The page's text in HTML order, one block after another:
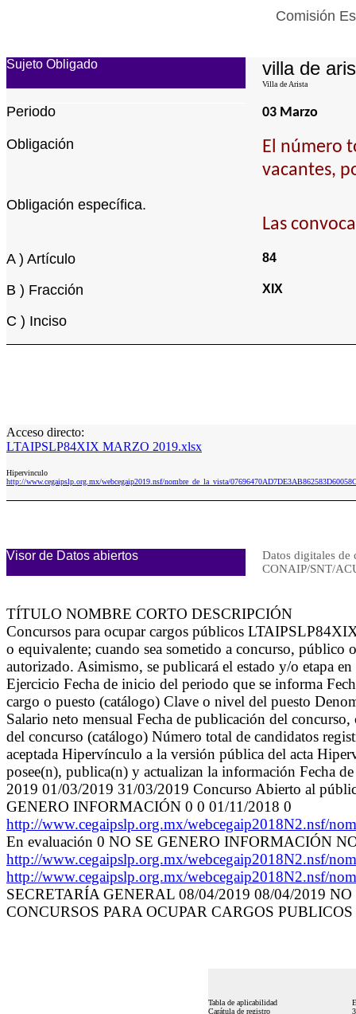
Comisión
Sujeto Obligado villa de
Villa de Arista
Periodo 03 Marzo
Obligación
El número
vacantes,
Obligación específica.
Las
A ) Artículo 84
B ) Fracción XIX
C ) Inciso
Acceso directo:
LTAIPSLP84XIX MARZO 2019.xlsx
Hipervinculo
http://www.cegaipslp.org.mx/webcegaip2019.nsf/nombre_de_la_vista/
Visor de Datos abiertos
Datos digitales de
CONAIP/SNT/
TÍTULO NOMBRE CORTO DESCRIPCIÓN
Concursos para ocupar cargos públicos
o equivalente; cuando sea sometido a concurso, público
autorizado. Asimismo, se publicará el estado y/o etapa
Ejercicio Fecha de inicio del periodo que se informa
cargo o puesto (catálogo) Clave o nivel del puesto
Salario neto mensual Fecha de publicación del
del concurso (catálogo) Número total de candidatos
aceptada Hipervínculo a la versión pública del acta
posee(n), publica(n) y actualizan la información Fecha
2019 01/03/2019 31/03/2019 Concurso Abierto al
GENERO INFORMACIÓN 0 0 01/11/2018 0
http://www.cegaipslp.org.mx/webcegaip2018N2.nsf/
En evaluación 0 NO SE GENERO INFORMACIÓN
http://www.cegaipslp.org.mx/webcegaip2018N2.nsf/
http://www.cegaipslp.org.mx/webcegaip2018N2.nsf/
SECRETARÍA GENERAL 08/04/2019 08/04/2019
CONCURSOS PARA OCUPAR CARGOS PUBLICOS
Tabla de aplicabilidad
Carátula de registro